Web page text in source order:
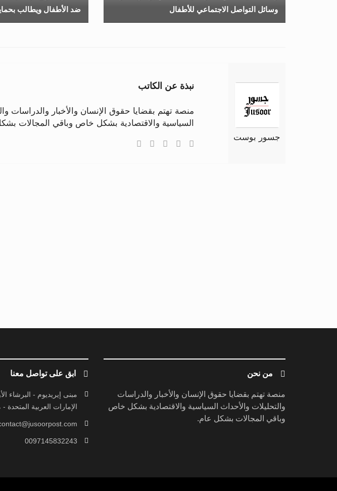
وسائل التواصل الاجتماعي للأطفال
ضد الأطفال ويطالب
جسور بوست
نبذة عن الكاتب
منصة تهتم بقضايا حقوق الإنسان والأخبار والدراسات
السياسية والاقتصادية بشكل خاص وباقي المجالات
من نحن
منصة تهتم بقضايا حقوق الإنسان والأخبار والدراسات
والتحليلات والأحداث السياسية والاقتصادية بشكل خاص
وباقي المجالات بشكل عام.
ابق على تواصل معنا
مبنى إيريديوم - البرشاء
الإمارات العربية المتحدة -
0097145832243